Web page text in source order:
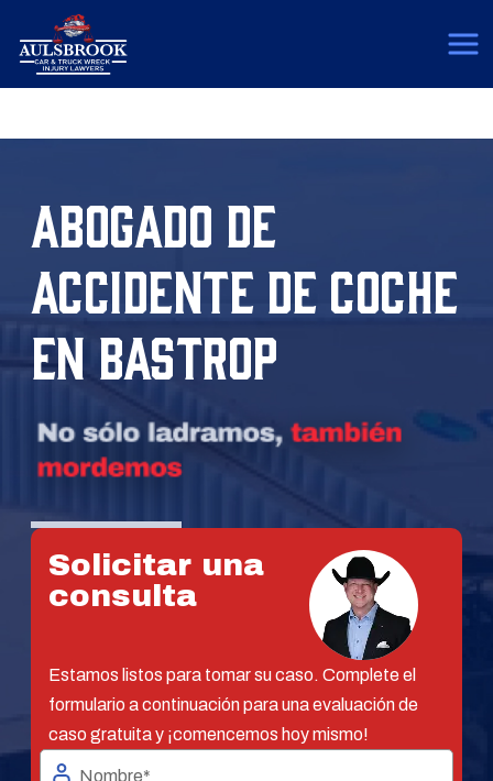
ABOGADO DE
ACCIDENTE DE COCHE
EN BASTROP
Solicitar una
consulta
Estamos listos para tomar su caso. Complete el
formulario a continuación para una evaluación de
caso gratuita y ¡comencemos hoy mismo!